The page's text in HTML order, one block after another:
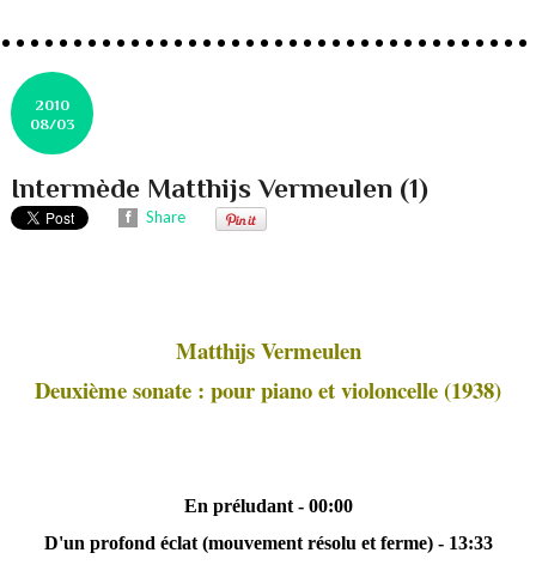
2010
08/03
Intermède Matthijs Vermeulen (1)
Share
Matthijs Vermeulen
Deuxième sonate : pour piano et violoncelle (1938)
En préludant - 00:00
D'un profond éclat (mouvement résolu et ferme) - 13:33